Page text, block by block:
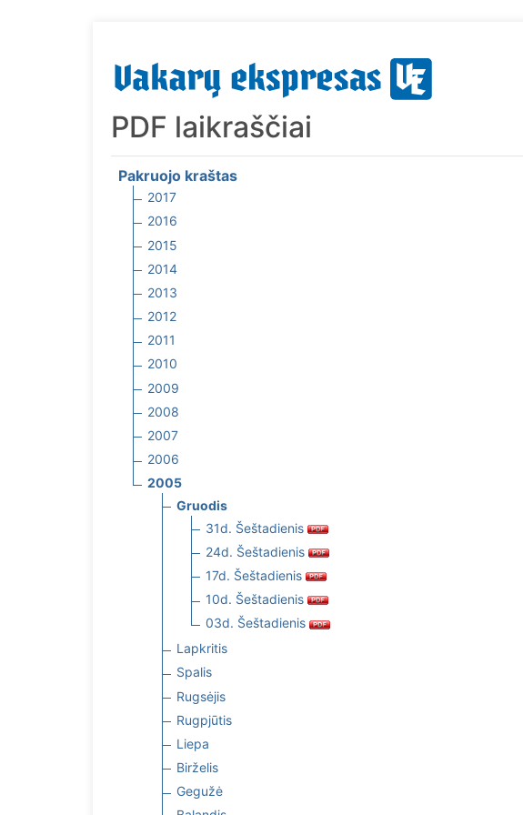
PDF laikraščiai
Pakruojo kraštas
2017
2016
2015
2014
2013
2012
2011
2010
2009
2008
2007
2006
2005
Gruodis
31d. Šeštadienis
24d. Šeštadienis
17d. Šeštadienis
10d. Šeštadienis
03d. Šeštadienis
Lapkritis
Spalis
Rugsėjis
Rugpjūtis
Liepa
Birželis
Gegužė